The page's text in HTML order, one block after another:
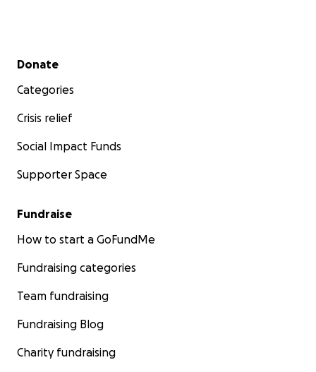
Secondary menu
Donate
Categories
Crisis relief
Social Impact Funds
Supporter Space
Fundraise
How to start a GoFundMe
Fundraising categories
Team fundraising
Fundraising Blog
Charity fundraising